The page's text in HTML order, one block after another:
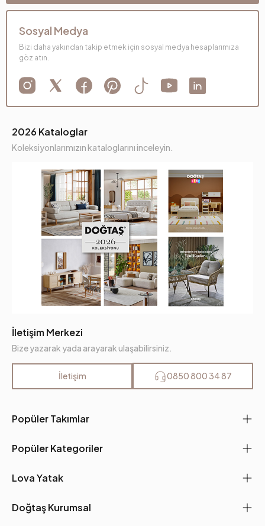
Popüler Takımlar
Popüler Kategoriler
Lova Yatak
Doğtaş Kurumsal
2026 Kataloglar
Koleksiyonlarımızın kataloglarını inceleyin.
İletişim Merkezi
Bize yazarak yada arayarak ulaşabilirsiniz.
İletişim 0850 800 34 87
Sosyal Medya
Bizi daha yakından takip etmek için sosyal medya hesaplarımıza
göz atın.